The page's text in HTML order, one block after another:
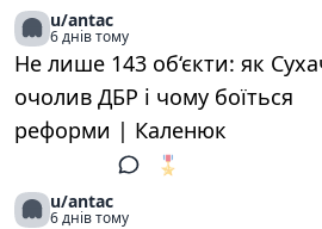
u/antac
6 днів тому
Не лише 143 об‘єкти: як
очолив ДБР і чому боїться
реформи | Каленюк
🎖️
u/antac
6 днів тому